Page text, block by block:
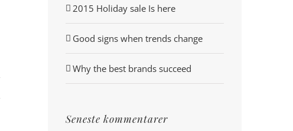
2015 Holiday sale Is here
Good signs when trends change
Why the best brands succeed
Seneste kommentarer